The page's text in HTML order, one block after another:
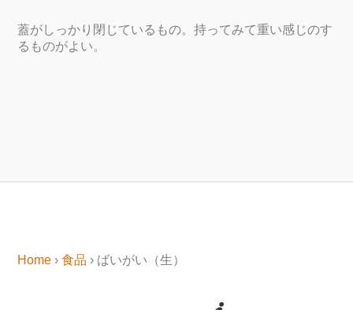
蓋がしっかり閉じているもの。持ってみて重い感じのす
るものがよい。
Home ›食品 › ばいがい（生）